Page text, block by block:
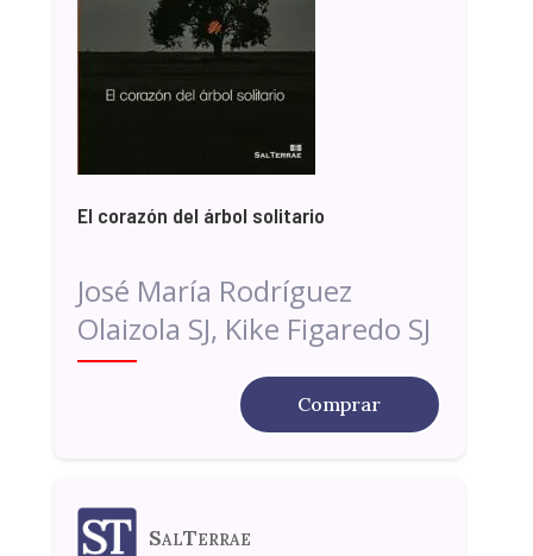
El corazón del árbol solitario
José María Rodríguez
Olaizola SJ, Kike Figaredo SJ
Comprar
SalTerrae